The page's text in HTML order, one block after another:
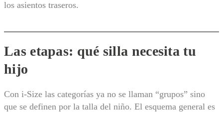
los asientos traseros.
Las etapas: qué silla necesita tu
hijo
Con i-Size las categorías ya no se llaman “grupos” sino
que se definen por la talla del niño. El esquema general es